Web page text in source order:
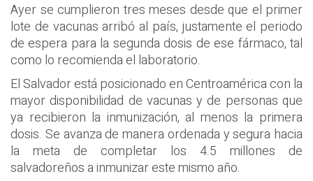
Ayer se cumplieron tres meses desde que el primer
lote de vacunas arribó al país, justamente el periodo
de espera para la segunda dosis de ese fármaco, tal
como lo recomienda el laboratorio.
El Salvador está posicionado en Centroamérica con la
mayor disponibilidad de vacunas y de personas que
ya recibieron la inmunización, al menos la primera
dosis. Se avanza de manera ordenada y segura hacia
la meta de completar los 4.5 millones de
salvadoreños a inmunizar este mismo año.